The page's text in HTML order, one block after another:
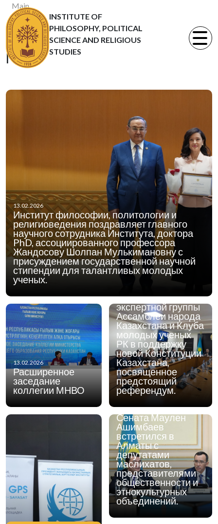
INSTITUTE OF
PHILOSOPHY, POLITICAL
SCIENCE AND RELIGIOUS
STUDIES
Main
News
Статьи
News
13.02.2026
Институт философии, политологии и
религиоведения поздравляет главного
научного сотрудника Института, доктора
PhD, ассоциированного профессора
Жандосову Шолпан Мулькимановну с
присуждением государственной научной
стипендии для талантливых молодых
ученых.
13.02.2026
Расширенное
заседание
коллегии МНВО
12.02.2026
2 февраля 2026
года в
Алматинском
городском Доме
дружбы г. Алматы
заседание Научно-
экспертной группы
Ассамблеи народа
Казахстана и Клуба
молодых ученых
РК в поддержку
новой Конституции
Казахстана,
посвященное
предстоящий
референдум.
Председатель
Сената Маулен
Ашимбаев
встретился в
Алматы с
депутатами
маслихатов,
представителями
общественности и
этнокультурных
объединений.